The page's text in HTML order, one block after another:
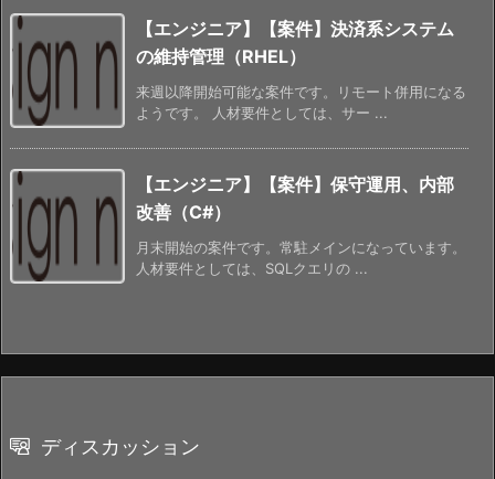
【エンジニア】【案件】決済系システム
の維持管理（RHEL）
来週以降開始可能な案件です。リモート併用になる
ようです。 人材要件としては、サー ...
【エンジニア】【案件】保守運用、内部
改善（C#）
月末開始の案件です。常駐メインになっています。
人材要件としては、SQLクエリの ...
ディスカッション